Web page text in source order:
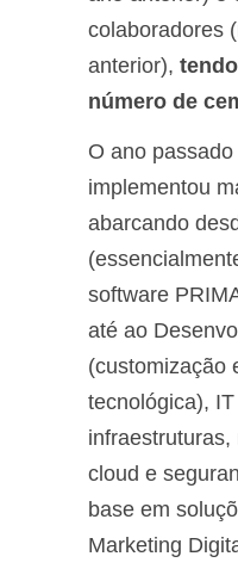
colaboradores
anterior),
número de
O ano
implementou
abarcando
software
até ao
(customização
tecnológica),
cloud e
base em
Marketing